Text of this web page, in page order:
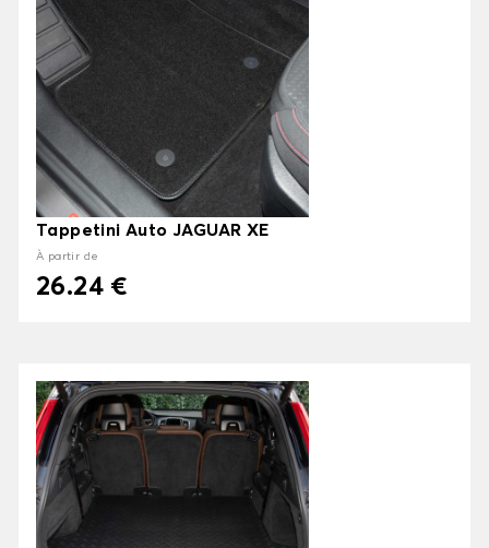
Tappetini Auto JAGUAR XE
À partir de
26.24 €